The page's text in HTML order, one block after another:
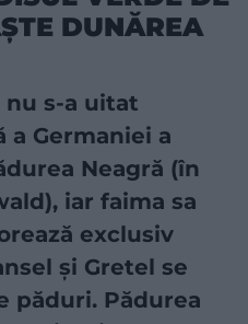
DUNĂREA
nu s-a uitat
a Germaniei a
Neagră (în
iar faima sa
exclusiv
și Gretel se
păduri. Pădurea